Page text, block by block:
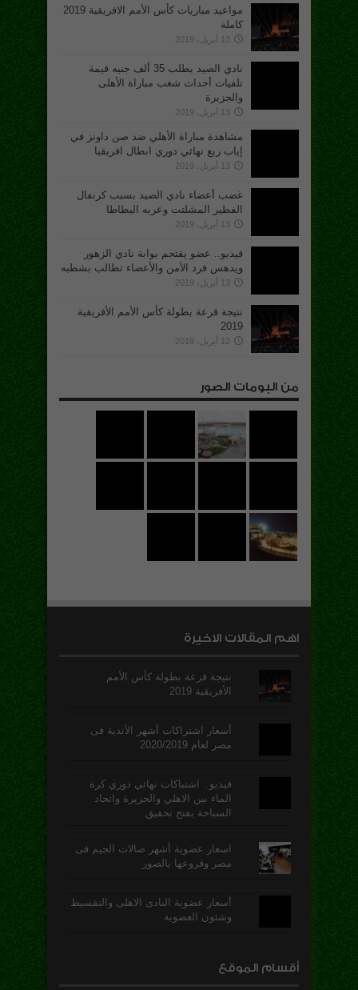
مواعيد مباريات كأس الأمم الافريقية 2019
كاملة
13 أبريل، 2019
نادي الصيد يطلب 35 ألف جنيه قيمة
تلفيات أحداث شغب مباراة الأهلى
والجزيرة
13 أبريل، 2019
مشاهدة مباراة الأهلي ضد صن داونز في
إياب ربع نهائي دوري ابطال افريقيا
13 أبريل، 2019
غضب أعضاء نادي الصيد بسبب كرنفال
الفطير المشلتت وعربه البطاطا
13 أبريل، 2019
فيديو.. عضو يقتحم بوابة نادي الزهور
ويدهس فرد الأمن والأعضاء تطالب بشطبه
13 أبريل، 2019
نتيجة قرعة بطولة كأس الأمم الأفريقية
2019
12 أبريل، 2019
من البومات الصور
اهم المقالات الاخيرة
نتيجة قرعة بطولة كأس الأمم
الأفريقية 2019
أسعار اشتراكات أشهر الأندية فى
مصر لعام 2020/2019
فيديو.. اشتباكات نهائي دوري كرة
الماء بين الاهلي والجزيرة واتحاد
السباحة يفتح تحقيق
اسعار عضوية أشهر صالات الجيم فى
مصر وفروعها بالصور
أسعار عضوية النادى الاهلى والتقسيط
وشئون العضوية
أقسام الموقع